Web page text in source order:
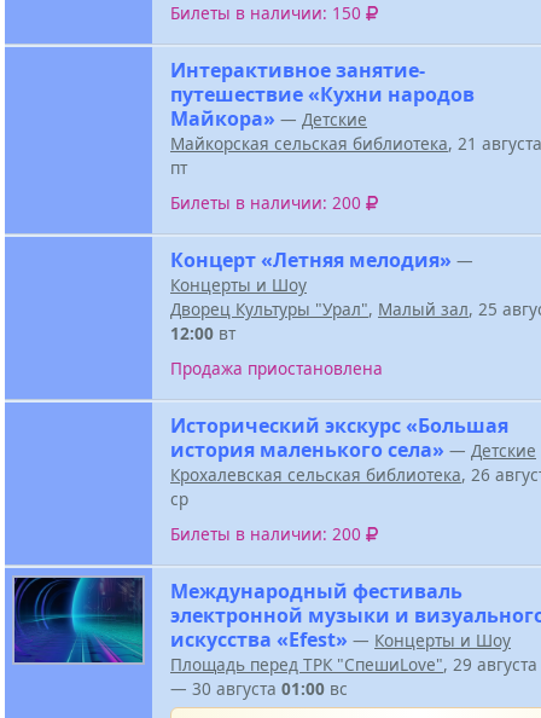
Билеты в наличии: 150
Интерактивное занятие-
путешествие «Кухни народов
Майкора» — Детские
Майкорская сельская библиотека, 21
пт
Билеты в наличии: 200
Концерт «Летняя мелодия» —
Концерты и Шоу
Дворец Культуры "Урал", Малый зал, 25
12:00 вт
Продажа приостановлена
Исторический экскурс «Большая
история маленького села» — Детские
Крохалевская сельская библиотека, 26
ср
Билеты в наличии: 200
Международный фестиваль
электронной музыки и
искусства «Efest» — Концерты и Шоу
Площадь перед ТРК "СпешиLove", 29
— 30 августа 01:00 вс